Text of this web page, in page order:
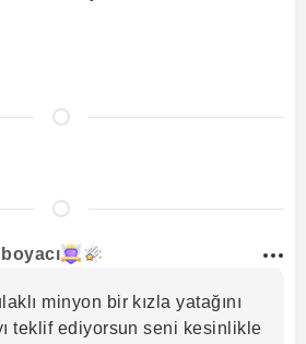
minyon bir kızla yatağını
teklif ediyorsun seni kesinlikle